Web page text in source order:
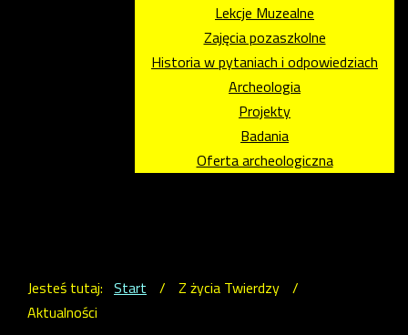
Lekcje Muzealne
Zajęcia pozaszkolne
Historia w pytaniach i odpowiedziach
Archeologia
Projekty
Badania
Oferta archeologiczna
Jesteś tutaj: Start / Z życia Twierdzy /
Aktualności